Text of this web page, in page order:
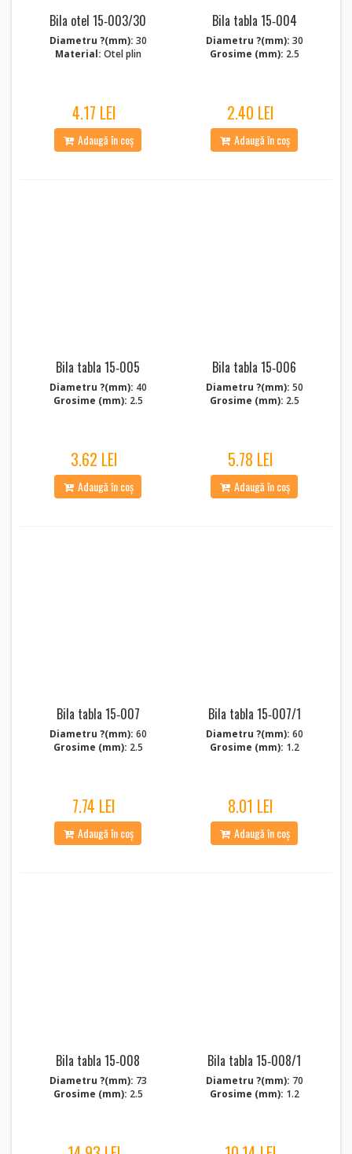
Bila otel 15‑003/30
Diametru ?(mm): 30
Material: Otel plin
4.17 LEI
Adaugă în coș
Bila tabla 15‑004
Diametru ?(mm): 30
Grosime (mm): 2.5
2.40 LEI
Adaugă în coș
Bila tabla 15‑005
Diametru ?(mm): 40
Grosime (mm): 2.5
3.62 LEI
Adaugă în coș
Bila tabla 15‑006
Diametru ?(mm): 50
Grosime (mm): 2.5
5.78 LEI
Adaugă în coș
Bila tabla 15‑007
Diametru ?(mm): 60
Grosime (mm): 2.5
7.74 LEI
Adaugă în coș
Bila tabla 15‑007/1
Diametru ?(mm): 60
Grosime (mm): 1.2
8.01 LEI
Adaugă în coș
Bila tabla 15‑008
Diametru ?(mm): 73
Grosime (mm): 2.5
Bila tabla 15‑008/1
Diametru ?(mm): 70
Grosime (mm): 1.2